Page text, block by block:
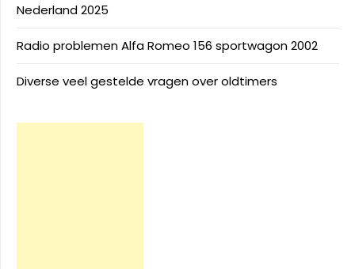
Nederland 2025
Radio problemen Alfa Romeo 156 sportwagon 2002
Diverse veel gestelde vragen over oldtimers